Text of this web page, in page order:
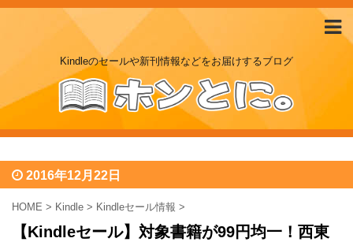
Kindleのセールや新刊情報などをお届けするブログ
2016年12月22日
HOME > Kindle > Kindleセール情報 >
【Kindleセール】対象書籍が99円均一！西東